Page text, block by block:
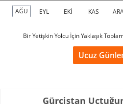
Bir Yetişkin Yolcu İçin Yaklaşık
Ucuz
Gürcistan